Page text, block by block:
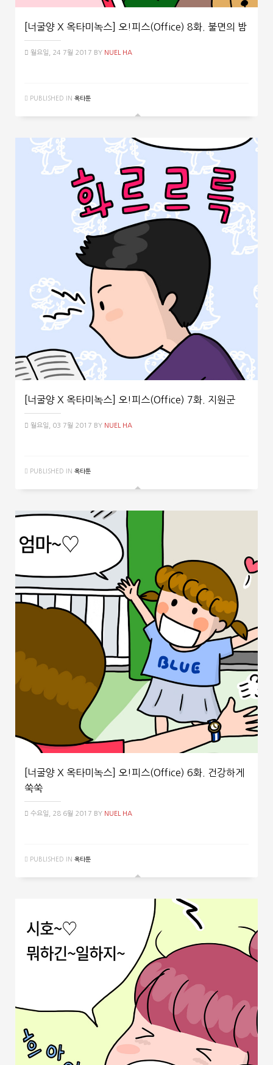
[너굴양 X 옥타미녹스] 오!피스(Office) 8화. 불면의 밤
월요일, 24 7월 2017 BY NUEL HA
PUBLISHED IN 옥타툰
[너굴양 X 옥타미녹스] 오!피스(Office) 7화. 지원군
월요일, 03 7월 2017 BY NUEL HA
PUBLISHED IN 옥타툰
[너굴양 X 옥타미녹스] 오!피스(Office) 6화. 건강하게
쑥쑥
수요일, 28 6월 2017 BY NUEL HA
PUBLISHED IN 옥타툰